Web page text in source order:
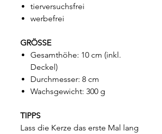
tierversuchsfrei
werbefrei
GRÖSSE
Gesamthöhe: 10 cm (inkl.
Deckel)
Durchmesser: 8 cm
Wachsgewicht: 300 g
TIPPS
Lass die Kerze das erste Mal lang